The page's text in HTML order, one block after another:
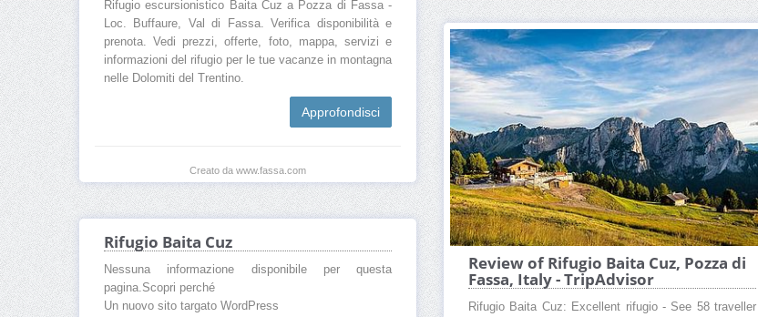
Rifugio escursionistico Baita Cuz a Pozza di Fassa -
Loc. Buffaure, Val di Fassa. Verifica disponibilità e
prenota. Vedi prezzi, offerte, foto, mappa, servizi e
informazioni del rifugio per le tue vacanze in montagna
nelle Dolomiti del Trentino.
Approfondisci
Creato da www.fassa.com
Review of Rifugio Baita Cuz, Pozza di
Fassa, Italy - TripAdvisor
Rifugio Baita Cuz: Excellent rifugio - See 58 traveller
Rifugio Baita Cuz
Nessuna informazione disponibile per questa
pagina.Scopri perché
Un nuovo sito targato WordPress